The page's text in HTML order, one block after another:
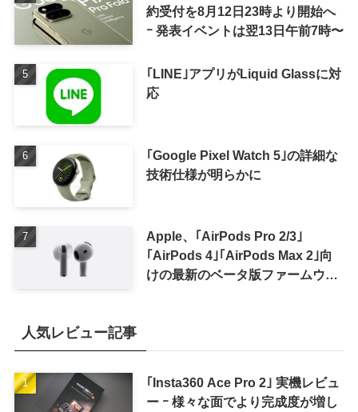
約受付を8月12日23時より開始へ
ｰ 発表イベントは翌13日午前7時〜
｢LINE｣アプリがLiquid Glassに対
応
｢Google Pixel Watch 5｣の詳細な
技術仕様が明らかに
Apple、｢AirPods Pro 2/3｣
｢AirPods 4｣｢AirPods Max 2｣向
けの最新のベータ版ファームウェ
人気レビュー記事
｢Insta360 Ace Pro 2｣ 実機レビュ
ー ｰ 様々な面でより完成度が増し